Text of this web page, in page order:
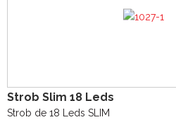
Strob Slim 18 Leds
Strob de 18 Leds SLIM